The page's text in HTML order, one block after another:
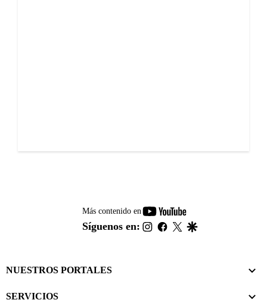
Más contenido en
youtube-
footer
Síguenos en: instagram
facebook
twitter
NUESTROS PORTALES
SERVICIOS